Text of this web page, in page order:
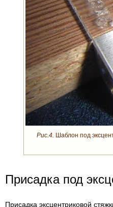
Рис.4. Шаблон под
Присадка под
Присадка эксцентриковой